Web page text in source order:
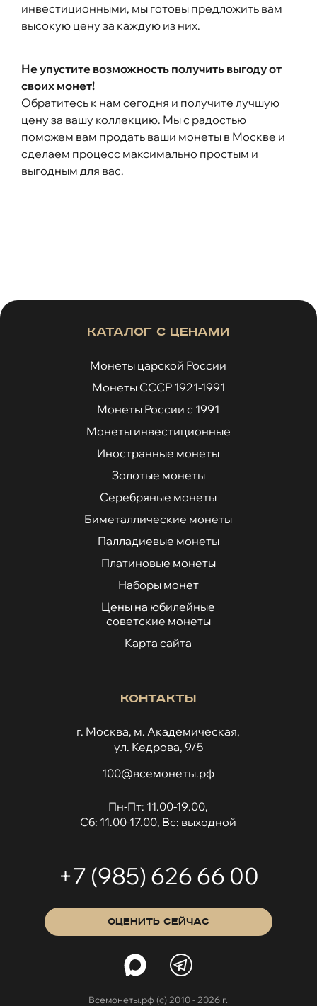
инвестиционными, мы готовы предложить вам
высокую цену за каждую из них.
Не упустите возможность получить выгоду от
своих монет!
Обратитесь к нам сегодня и получите лучшую
цену за вашу коллекцию. Мы с радостью
поможем вам продать ваши монеты в Москве и
сделаем процесс максимально простым и
выгодным для вас.
Каталог с ценами
Монеты царской России
Монеты СССР 1921-1991
Монеты России с 1991
Монеты инвестиционные
Иностранные монеты
Золотые монеты
Серебряные монеты
Биметаллические монеты
Палладиевые монеты
Платиновые монеты
Наборы монет
Цены на юбилейные
советские монеты
Карта сайта
Контакты
г. Москва, м. Академическая,
ул. Кедрова, 9/5
100@всемонеты.рф
Пн-Пт: 11.00-19.00,
Сб: 11.00-17.00, Вс: выходной
+7 (985) 626 66 00
ОЦЕНИТЬ СЕЙЧАС
Всемонеты.рф (с) 2010 - 2026 г.